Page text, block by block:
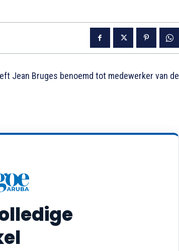
Jean Bruges benoemd tot medewerker van de